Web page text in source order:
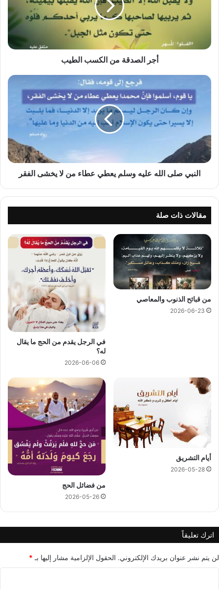
أجر الصدقة من الكسب الطيب
النبي
عطاء
من
لا
يخشىالنبي صلى الله عليه وسلم يعطي عطاء من لا يخشى الفقر
مقالات ذات صلة
من قبائح الذنوب والمعاصي
2026-06-23
في الرجل يقدم من الحج ما يقال
له؟
2026-06-06
أيام التشريق
2026-05-28
من فضائل الحج
2026-05-26
اترك تعليقاً
لن يتم نشر عنوان بريدك الإلكتروني. الحقول الإلزامية مشار إليها بـ *